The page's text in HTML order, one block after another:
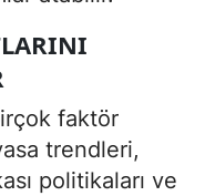
faktör
trendleri,
politikaları ve